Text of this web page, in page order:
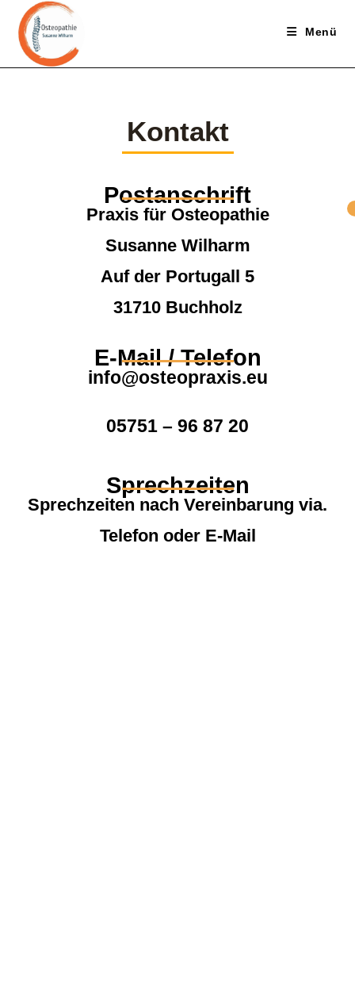
Menü
Kontakt
Postanschrift
Praxis für Osteopathie
Susanne Wilharm
Auf der Portugall 5
31710 Buchholz
E-Mail / Telefon
info@osteopraxis.eu
05751 – 96 87 20
Sprechzeiten
Sprechzeiten nach Vereinbarung via.
Telefon oder E-Mail